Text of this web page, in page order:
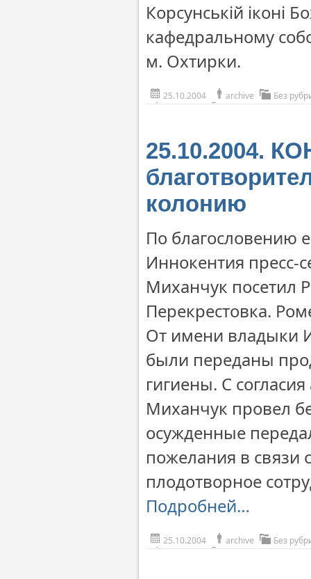
Корсунській іконі
кафедральному
м. Охтирки.
25.10.2004 archive Без
25.10.2004.
колонию
По благословению
Иннокентия пресс-
Миханчук посетил
Перекрестовка.
От имени владыки
были переданы
гигиены. С
Миханчук провел
осужденные
пожелания в связи
плодотворное
Подробней…
25.10.2004 archive Без